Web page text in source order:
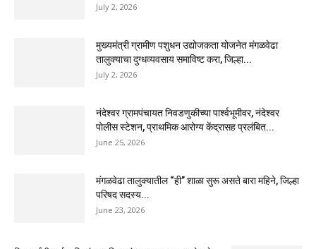
July 2, 2026
मुख्यमंत्री ग्रामीण पशुधन उद्योजकता योजनेत मंगळवेढा
तालुक्याचा दुग्धव्यवसाय समाविष्ट करा, जिल्हा...
July 2, 2026
नंदेश्वर ग्रामपंचायत निवडणुकीच्या पार्श्वभूमीवर, नंदेश्वर
पोलीस स्टेशन, प्राथमिक आरोग्य केंद्रासह प्रलंबित...
June 25, 2026
मंगळवेढा तालुक्यातील “ही” शाळा सुरू असते बारा महिने, जिल्हा
परिषद सदस्य...
June 23, 2026